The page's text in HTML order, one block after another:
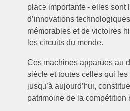
place importante - elles sont
d’innovations
mémorables et de victoires
les circuits du monde.
Ces machines apparues au
siècle et toutes celles qui les
jusqu’à aujourd’hui,
patrimoine de la compétition